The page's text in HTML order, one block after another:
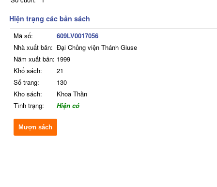
Hiện trạng các bản sách
Mã số:
609LV0017056
Nhà xuất bản: Đại Chủng viện Thánh Giuse
Năm xuất bản: 1999
Khổ sách:
21
Số trang:
130
Kho sách:
Khoa Thần
Tình trạng:
Hiện có
Mượn sách